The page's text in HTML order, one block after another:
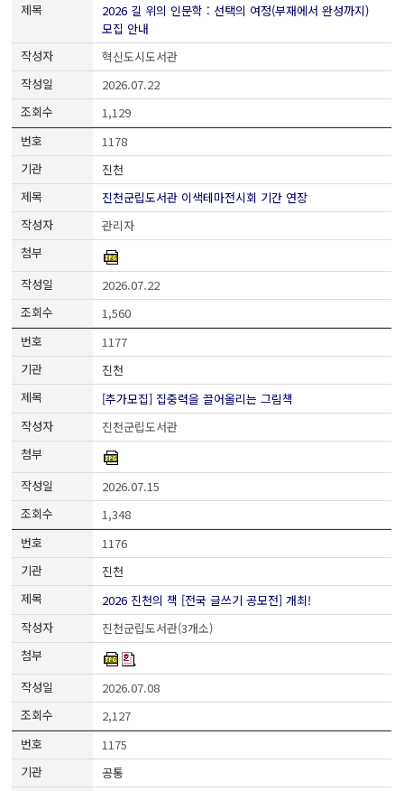
2026 길 위의 인문학 : 선택의 여정(부재에서 완성까지)
모집 안내
혁신도시도서관
2026.07.22
1,129
1178
진천
진천군립도서관 이색테마전시회 기간 연장
관리자
2026.07.22
1,560
1177
진천
[추가모집] 집중력을 끌어올리는 그림책
진천군립도서관
2026.07.15
1,348
1176
진천
2026 진천의 책 [전국 글쓰기 공모전] 개최!
진천군립도서관(3개소)
2026.07.08
2,127
1175
공통